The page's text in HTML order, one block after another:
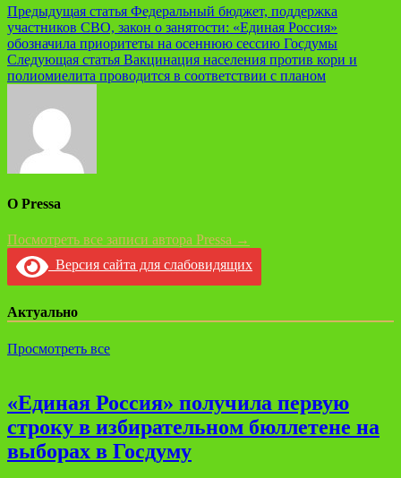
Навигация
по
записям
Предыдущая статья Федеральный бюджет, поддержка
участников СВО, закон о занятости: «Единая Россия»
обозначила приоритеты на осеннюю сессию Госдумы
Следующая статья Вакцинация населения против кори и
полиомиелита проводится в соответствии с планом
О Pressa
Посмотреть все записи автора Pressa →
Версия сайта для слабовидящих
Актуально
Просмотреть все
«Единая Россия» получила первую
строку в избирательном бюллетене на
выборах в Госдуму